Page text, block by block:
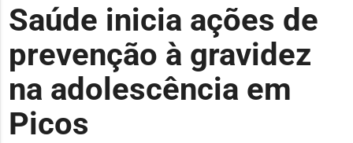
Saúde inicia ações de
prevenção à gravidez
na adolescência em
Picos